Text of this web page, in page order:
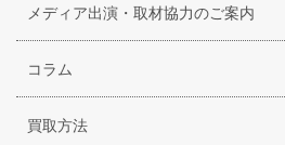
メディア出演・取材協力のご案内
コラム
買取方法